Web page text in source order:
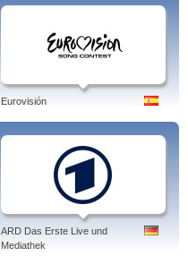
Eurovisión
ARD Das Erste Live und
Mediathek